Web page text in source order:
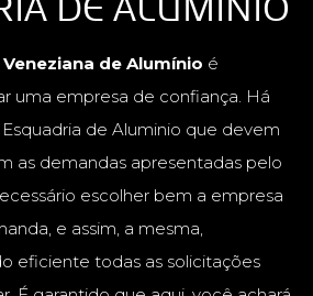
Veneziana de Alumínio é
uma empresa de confiança. Há
de Aluminio que devem
as demandas apresentadas pelo
escolher bem a empresa
e assim, a mesma,
eficiente todas as solicitações